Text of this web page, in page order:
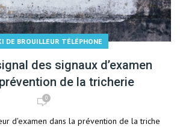
DE BROUILLEUR TÉLÉPHONE
des signaux d’examen
de la tricherie
0
d'examen dans la prévention de la triche